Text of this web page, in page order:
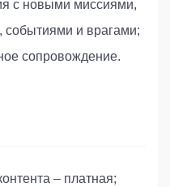
с новыми миссиями,
событиями и врагами;
сопровождение.
– платная;